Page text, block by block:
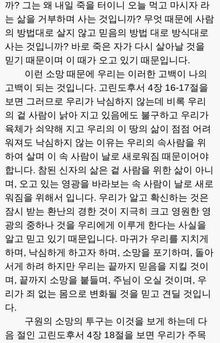
까? 그는 왜 내일 죽을 터이니 오늘 먹고 마시자 라
는 삶을 거부하며 사는 것입니까? 무엇 때문에 사람
의 방법대로 살지 않고 믿음의 방법 대로 방식대로
사는 것입니까? 바로 죽은 자가 다시 살아날 것을
믿기 때문이며 이 때가 오고 있기 때문입니다.
이런 소망 때문에 우리는 이러한 고백이 나의
고백이 되는 것입니다. 고린도후서 4장 16-17절을
보면 그러므로 우리가 낙심하지 않는데 비록 우리
의 겉 사람이 낡아 지고 있음에도 불구하고 우리가
육체가 쇠약해 지고 우리의 이 땅의 삶이 점점 어려
워져도 낙심하지 않는 이유는 우리의 속사람을 위
하여 살며 이 속 사람이 날로 새로워짐 때문이어야
합니다. 참된 신자의 삶은 겉 사람을 위한 삶이 아니
며 , 오고 있는 영광을 바라보는 속 사람이 날로 새로
워짐을 위해서 입니다. 우리가 알고 확신하는 것은
잠시 받는 환난의 경한 것이 지극히 크고 영원한 영
광의 중하나 것을 우리에게 이루게 한다는 사실을
알고 믿고 있기 때문입니다. 마귀가 우리를 지치게
하며 , 낙심하게 하고자 하며 , 소망을 포기하며 , 돌아
서게 하려 하지만 우리는 끝까지 믿음을 지킬 것이
며 , 끝까지 소망을 붙들며 , 주님이 오실 것이며 , 우
리가 죄 없는 몸으로 변화될 것을 믿고 견딜 것입니
다.
구원의 소망의 투구는 이것을 보게 하는데 다
음 절인 고린도후서 4장 18절을 보면 우리가 주목